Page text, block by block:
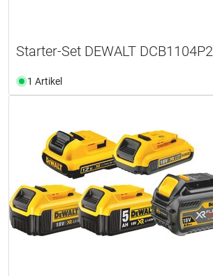
Starter-Set DEWALT DCB1104P2
1 Artikel